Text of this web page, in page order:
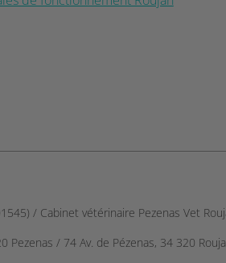
/ Cabinet vétérinaire Pezenas Vet
Pezenas / 74 Av. de Pézenas, 34 320